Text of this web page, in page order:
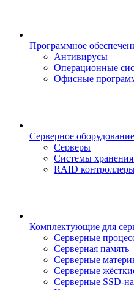
Программное
Антивирусы
Операционные
Офисные
Серверное оборудование
Серверы
Системы
RAID
Комплектующие для
Серверные
Серверная память
Серверные
Серверные
Серверные SSD-